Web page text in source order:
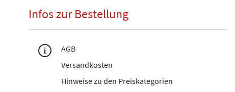
Infos zur Bestellung
AGB
Versandkosten
Hinweise zu den Preiskategorien